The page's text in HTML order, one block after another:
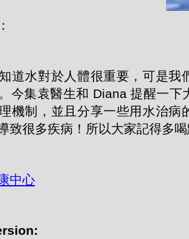
道水對於人體很重要，可是我
今集袁醫生和 Diana 提醒一下
機制，並且分享一些用水治病
致很多疾病！所以大家記得多
中心